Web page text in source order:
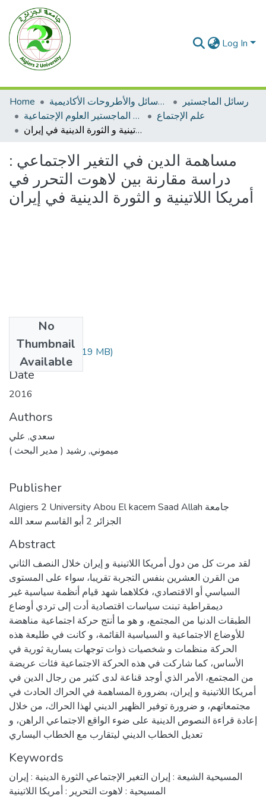
Log In
Home الرسائل والأطروحات الأكاديمية
رسائل الماجستير
رسائل الماجستير العلوم الإجتماعية
علم الإجتماع
مساهمة الدين في التغير الاجتماعي : دراسة مقارنة بين لاهوت التحرر في أمريكا اللاتينية و الثورة الدينية في إيران
مساهمة الدين في التغير الاجتماعي :
دراسة مقارنة بين لاهوت التحرر في
أمريكا اللاتينية و الثورة الدينية في إيران
No
Thumbnail
Available
سعدي علي.pdf(1.19 MB)
Date
2016
Authors
سعدي, علي
ميموني, رشيد ( مدير البحث )
Publisher
Algiers 2 University Abou El kacem Saad Allah جامعة
الجزائر 2 أبو القاسم سعد الله
Abstract
لقد مرت كل من دول أمريكا اللاتينية و إيران خلال النصف الثاني
من القرن العشرين بنفس التجربة تقريبا، سواء على المستوى
السياسي أو الاقتصادي، فكلاهما شهد قيام أنظمة سياسية غير
ديمقراطية تبنت سياسات اقتصادية أدت إلى تردي أوضاع
الطبقات الدنيا من المجتمع، و هو ما أنتج حركة اجتماعية مناهضة
للأوضاع الاجتماعية و السياسية القائمة، و كانت في طليعة هذه
الحركة منظمات و شخصيات ذوات توجهات يسارية ثورية في
الأساس، كما شاركت في هذه الحركة الاجتماعية فئات عريضة
من المجتمع، الأمر الذي أوجد قناعة لدى كثير من رجال الدين في
أمريكا اللاتينية و إيران، بضرورة المساهمة في الحراك الحادث في
مجتمعاتهم، و ضرورة توفير الظهير الديني لهذا الحراك، من خلال
إعادة قراءة النصوص الدينية على ضوء الواقع الاجتماعي الراهن، و
تعديل الخطاب الديني ليتقارب مع الخطاب اليساري
Keywords
المسيحية الشيعة : إيران التغير الإجتماعي الثورة الدينية : إيران
المسيحية : لاهوت التحرير : أمريكا اللاتينية